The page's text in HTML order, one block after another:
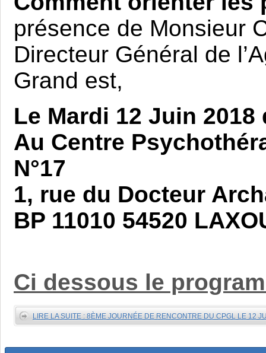
présence de Monsieur
Directeur Général de
Grand est,
Le Mardi 12 Juin 2018
Au Centre
N°17
1, rue du Docteur
BP 11010 54520
Ci dessous le
LIRE LA SUITE : 8ÈME JOURNÉE DE RENCONTRE DU CPGL LE 12